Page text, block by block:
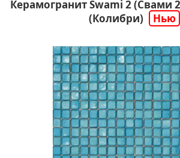
Керамогранит Swami 2 (Свами
(Колибри)
Нью